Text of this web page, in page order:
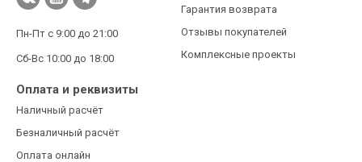
Пн-Пт с 9:00 до 21:00
Сб-Вс 10:00 до 18:00
Гарантия возврата
Отзывы покупателей
Комплексные проекты
Оплата и реквизиты
Наличный расчёт
Безналичный расчёт
Оплата онлайн